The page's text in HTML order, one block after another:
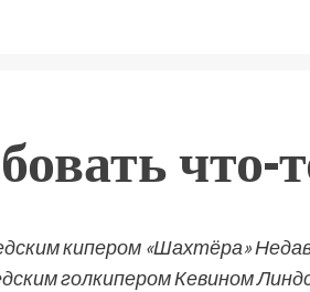
что-
кипером «Шахтёра»
голкипером Кевином